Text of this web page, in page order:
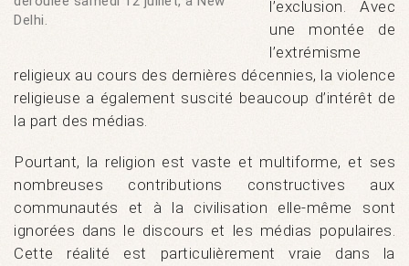
Delhi.
l’exclusion. Avec
une montée de
l’extrémisme
religieux au cours des dernières décennies, la violence
religieuse a également suscité beaucoup d’intérêt de
la part des médias.
Pourtant, la religion est vaste et multiforme, et ses
nombreuses contributions constructives aux
communautés et à la civilisation elle-même sont
ignorées dans le discours et les médias populaires.
Cette réalité est particulièrement vraie dans la